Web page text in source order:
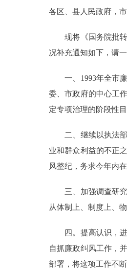
政策兑现
决策公开
个人服务
中介服务
参与调查
走进北京
各区、县人民政府，
现将《国务院批转
况补充通知如下，请
一、1993年全市廉
委、市政府的中心工
定专项治理的阶段性
二、继续以执法部
业和群众利益的不正
风整纪，务求今年内
三、加强调查研究
从体制上、制度上、
四。提高认识，进
自抓廉政纠风工作，
部署，将这项工作不断